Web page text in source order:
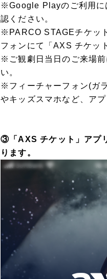
※Google Playのご利用に
認ください。
※PARCO STAGEチケッ
フォンにて「AXS チケッ
※ご観劇日当日のご来場
い。
※フィーチャーフォン(ガ
やキッズスマホなど、ア
③「AXS チケット」アプ
ります。